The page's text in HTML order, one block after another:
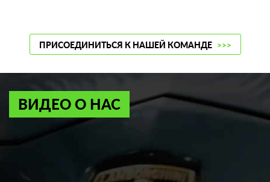
ПРИСОЕДИНИТЬСЯ К НАШЕЙ КОМАНДЕ >>>
ВИДЕО О НАС